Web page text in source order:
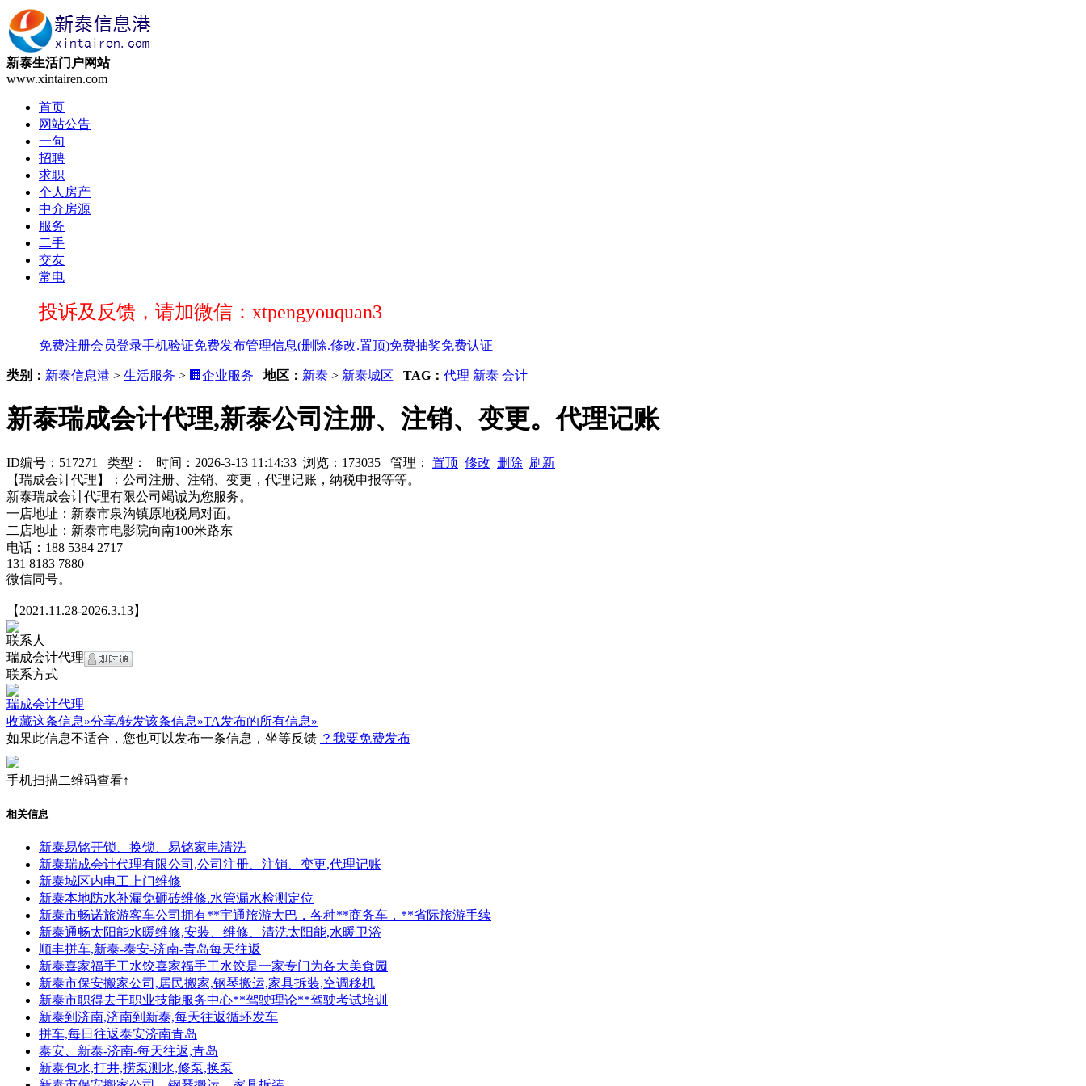
新泰生活门户网站
www.xintairen.com
首页
网站公告
一句
招聘
求职
个人房产
中介房源
服务
二手
交友
常电
投诉及反馈，请加微信：xtpengyouquan3
免费注册会员登录手机验证免费发布管理信息(删除.修改.置顶)免费抽奖免费认证
类别： 新泰信息港 > 生活服务 > 🏢企业服务 地区： 新泰 > 新泰城区 TAG： 代理 新泰 会计
新泰瑞成会计代理,新泰公司注册、注销、变更。代理记账
ID编号：517271 类型： 时间：2026-3-13 11:14:33 浏览：173035 管理： 置顶 修改 删除 刷新
【瑞成会计代理】：公司注册、注销、变更，代理记账，纳税申报等等。
新泰瑞成会计代理有限公司竭诚为您服务。
一店地址：新泰市泉沟镇原地税局对面。
二店地址：新泰市电影院向南100米路东
电话：188 5384 2717
131 8183 7880
微信同号。
【2021.11.28-2026.3.13】
联系人
瑞成会计代理
联系方式
瑞成会计代理
收藏这条信息»分享/转发该条信息»TA发布的所有信息»
如果此信息不适合，您也可以发布一条信息，坐等反馈 ？我要免费发布
手机扫描二维码查看↑
相关信息
新泰易铭开锁、换锁、易铭家电清洗
新泰瑞成会计代理有限公司,公司注册、注销、变更,代理记账
新泰城区内电工上门维修
新泰本地防水补漏免砸砖维修.水管漏水检测定位
新泰市畅诺旅游客车公司拥有**宇通旅游大巴，各种**商务车，**省际旅游手续
新泰通畅太阳能水暖维修,安装、维修、清洗太阳能,水暖卫浴
顺丰拼车,新泰-泰安-济南-青岛每天往返
新泰喜家福手工水饺喜家福手工水饺是一家专门为各大美食园
新泰市保安搬家公司,居民搬家,钢琴搬运,家具拆装,空调移机
新泰市职得去干职业技能服务中心**驾驶理论**驾驶考试培训
新泰到济南,济南到新泰,每天往返循环发车
拼车,每日往返泰安济南青岛
泰安、新泰-济南-每天往返,青岛
新泰包水,打井,捞泵测水,修泵,换泵